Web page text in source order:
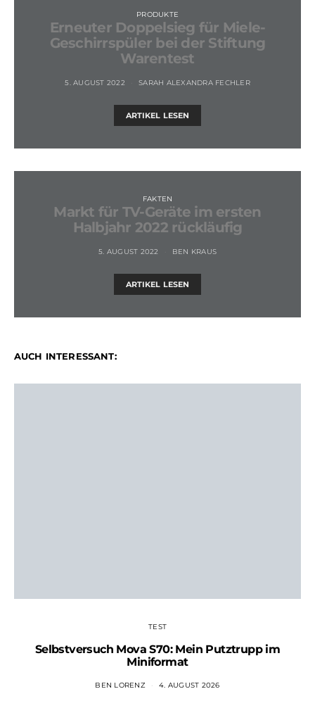
PRODUKTE
Erneuter Doppelsieg für Miele-
Geschirrspüler bei der Stiftung
Warentest
5. AUGUST 2022 SARAH ALEXANDRA FECHLER
ARTIKEL LESEN
FAKTEN
Markt für TV-Geräte im ersten
Halbjahr 2022 rückläufig
5. AUGUST 2022 BEN KRAUS
ARTIKEL LESEN
AUCH INTERESSANT:
TEST
Selbstversuch Mova S70: Mein Putztrupp im
Miniformat
BEN LORENZ 4. AUGUST 2026